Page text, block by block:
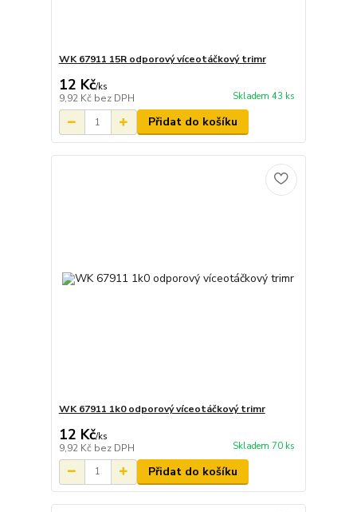
WK 67911 15R odporový víceotáčkový trimr
12 Kč/ks
9,92 Kč bez DPH Skladem 43 ks
Přidat do košíku
WK 67911 1k0 odporový víceotáčkový trimr
12 Kč/ks
9,92 Kč bez DPH Skladem 70 ks
Přidat do košíku